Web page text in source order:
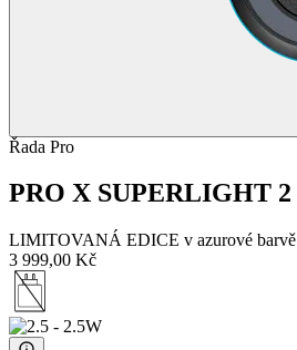
Řada Pro
PRO X SUPERLIGHT 2
LIMITOVANÁ EDICE v azurové barvě
3 999,00 Kč